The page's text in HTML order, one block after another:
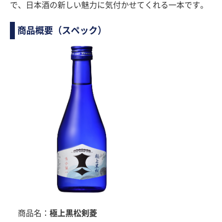
で、日本酒の新しい魅力に気付かせてくれる一本です。
商品概要（スペック）
商品名： 極上黒松剣菱